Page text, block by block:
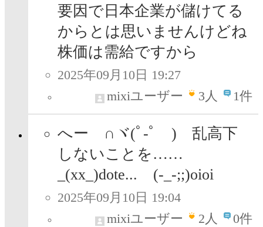
要因で日本企業が儲けてる
からとは思いませんけどね
株価は需給ですから
2025年09月10日 19:27
mixiユーザー
3人 1件
へー ∩ヾ(ﾟ-ﾟ ) 乱高下
しないことを……
_(xx_)dote...ゞ(-_-;;)oioi
2025年09月10日 19:04
mixiユーザー
2人 0件